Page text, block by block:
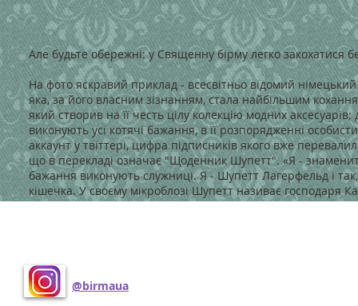
Але будьте обережні: у Священну бірму легко закохатися
На фото яскравий приклад - всесвітньо відомий
яка, за його власним зізнанням, стала найбільшим
який створив на її честь цілу колекцію модних
виконують усі котячі бажання, в її розпорядженні
аккаунт у твіттері, цифра підписників якого вже
що в перекладі означає "Щоденник Шупетт". «Я -
бажання виконують служниці. Я - Шупетт Лагерфельд і
кішечка. У своєму мікроблозі Шупетт називає господаря
сильними світу моди:)
@birmaua